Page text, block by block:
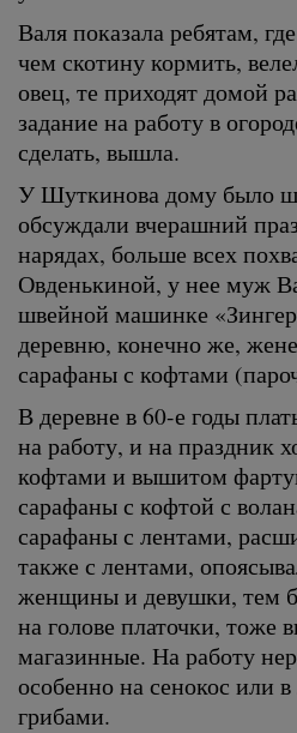
Валя показала ребятам,
чем скотину кормить,
овец, те приходят домой
задание на работу в
сделать, вышла.
У Шуткинова дому было
обсуждали вчерашний
нарядах, больше всех
Овденькиной, у нее муж
швейной машинке
деревню, конечно же,
сарафаны с кофтами
В деревне в 60-е годы
на работу, и на праздник
кофтами и вышитом
сарафаны с кофтой с
сарафаны с лентами,
также с лентами,
женщины и девушки, тем
на голове платочки, тоже
магазинные. На работу
особенно на сенокос или
грибами.